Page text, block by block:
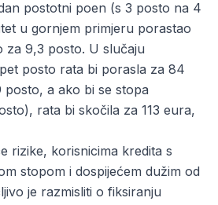
postotni poen (s 3 posto na 4
u gornjem primjeru porastao
za 9,3 posto. U slučaju
posto rata bi porasla za 84
a ako bi se stopa
rata bi skočila za 113 eura,
rizike, korisnicima kredita s
stopom i dospijećem dužim od
je razmisliti o fiksiranju